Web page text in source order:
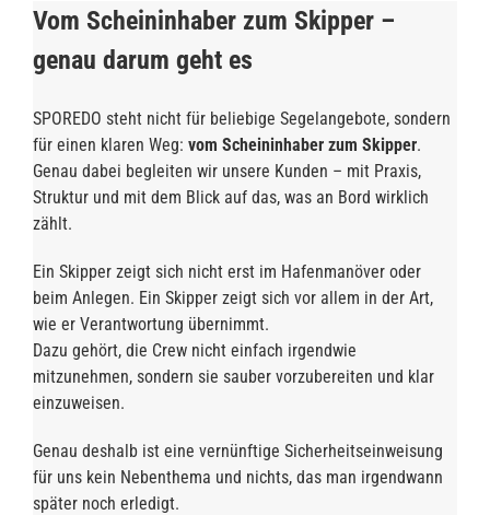
Vom Scheininhaber zum Skipper –
genau darum geht es
SPOREDO steht nicht für beliebige Segelangebote, sondern
für einen klaren Weg: vom Scheininhaber zum Skipper.
Genau dabei begleiten wir unsere Kunden – mit Praxis,
Struktur und mit dem Blick auf das, was an Bord wirklich
zählt.
Ein Skipper zeigt sich nicht erst im Hafenmanöver oder
beim Anlegen. Ein Skipper zeigt sich vor allem in der Art,
wie er Verantwortung übernimmt.
Dazu gehört, die Crew nicht einfach irgendwie
mitzunehmen, sondern sie sauber vorzubereiten und klar
einzuweisen.
Genau deshalb ist eine vernünftige Sicherheitseinweisung
für uns kein Nebenthema und nichts, das man irgendwann
später noch erledigt.